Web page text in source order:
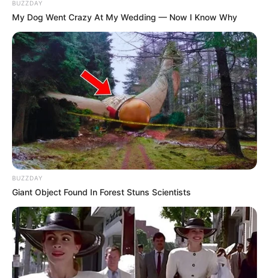
TAGS
ΕΠΙΔΟΜΑ
ΠΟΤΕ ΠΩΣ
ΤΑΥΤΟΤΗΤΑ ΚΑΙ ΕΠΙΚΟΙΝΩΝΙΑ ΟΡΟΙ ΧΡΗΣΗΣ
BUZZDAY
My Dog Went Crazy At My Wedding — Now I Know Why
BUZZDAY
Giant Object Found In Forest Stuns Scientists